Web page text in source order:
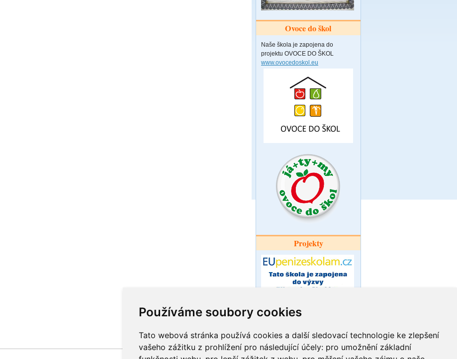
Používáme soubory cookies
Tato webová stránka používá cookies a další sledovací technologie ke zlepšení
vašeho zážitku z prohlížení pro následující účely: pro umožnění základní
Ovoce do škol
Naše škola je zapojena do
projektu OVOCE DO ŠKOL
www.ovocedoskol.eu
Projekty
Šablony pro
ZŠ a MŠ Ořechov